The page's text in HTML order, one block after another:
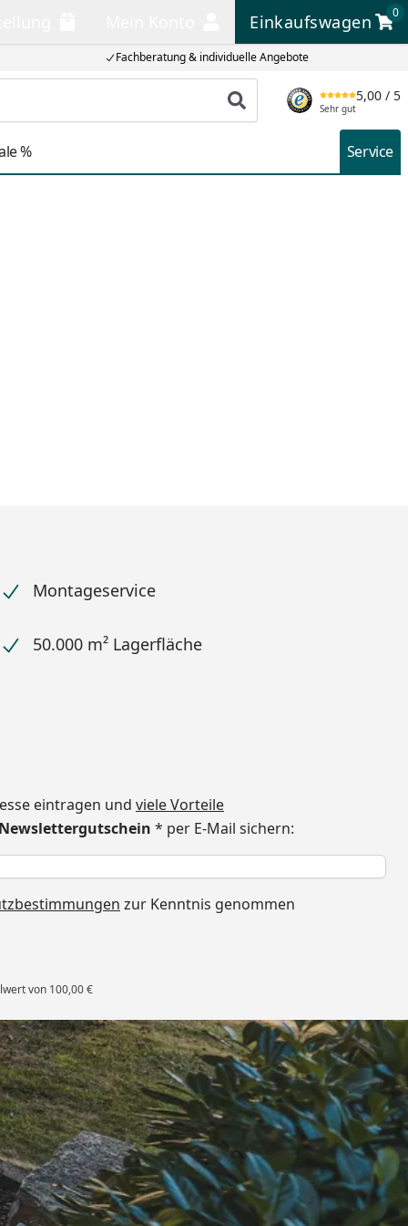
Fachberatung & individuelle Angebote
Einkaufswagen
0
Einkaufswagen
Produkt suchen
5,00 / 5
Sehr gut
% Service
Montageservice
50.000 m² Lagerfläche
eintragen und viele Vorteile
* per E-Mail sichern:
zur Kenntnis genommen
von 100,00 €